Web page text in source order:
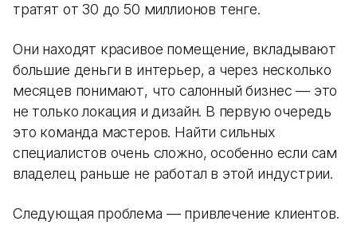
тратят от 30 до 50 миллионов тенге.
Они находят красивое помещение, вкладывают
большие деньги в интерьер, а через несколько
месяцев понимают, что салонный бизнес — это
не только локация и дизайн. В первую очередь
это команда мастеров. Найти сильных
специалистов очень сложно, особенно если сам
владелец раньше не работал в этой индустрии.
Следующая проблема — привлечение клиентов.